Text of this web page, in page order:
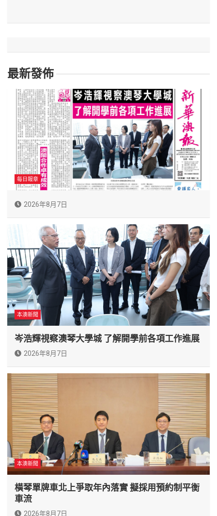
最新發佈
每日報章
2026年8月7日
本澳新聞
岑浩輝視察澳琴大學城 了解開學前各項工作進展
2026年8月7日
本澳新聞
橫琴單牌車北上爭取年內落實 擬採用預約制平衡
車流
2026年8月7日